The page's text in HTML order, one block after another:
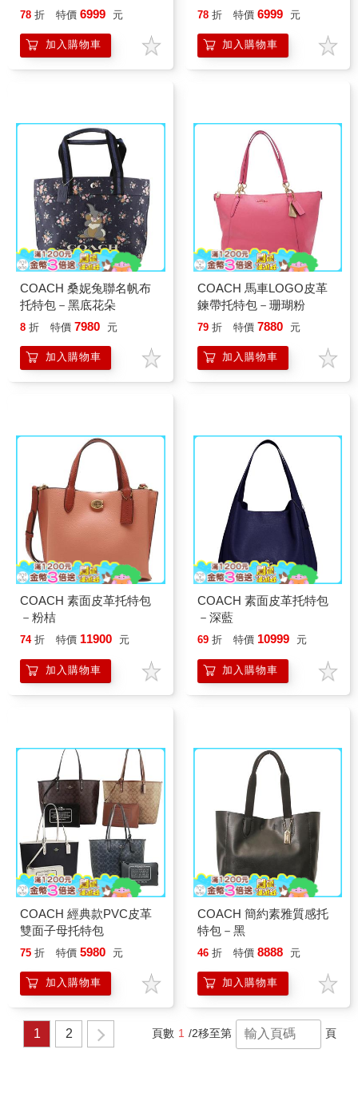
78 折 特價 6999 元
加入購物車
78 折 特價 6999 元
加入購物車
COACH 桑妮兔聯名帆布
托特包－黑底花朵
8 折 特價 7980 元
加入購物車
COACH 馬車LOGO皮革
鍊帶托特包－珊瑚粉
79 折 特價 7880 元
加入購物車
COACH 素面皮革托特包
－粉桔
74 折 特價 11900 元
加入購物車
COACH 素面皮革托特包
－深藍
69 折 特價 10999 元
加入購物車
COACH 經典款PVC皮革
雙面子母托特包
75 折 特價 5980 元
加入購物車
COACH 簡約素雅質感托
特包－黑
46 折 特價 8888 元
加入購物車
1 2 頁數 1 /2移至第 頁